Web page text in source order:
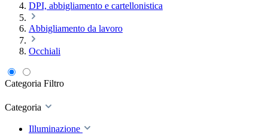
DPI, abbigliamento e cartellonistica
Abbigliamento da lavoro
Occhiali
Categoria Filtro
Categoria
Illuminazione